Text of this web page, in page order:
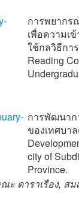
การพยากร
เพื่อความเ
ใช้กลวิธีกา
Reading
การพัฒนาก
ของเทศบา
city of
Province.
ะ ดาราเรือง, ส